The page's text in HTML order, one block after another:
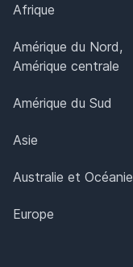
Afrique
Amérique du Nord,
Amérique centrale
Amérique du Sud
Asie
Australie et Océanie
Europe